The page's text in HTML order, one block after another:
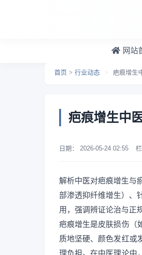
网站
首页 > 行业动态 > 疤痕增生
疤痕增生中
日期： 2026-05-24 02:55 栏
解析中医对疤痕增生与
部渗透抑纤维增生）、
用，强调辨证论治与正
疤痕增生是皮肤损伤（
质地坚硬、颜色发红或
理负担。在中医理论中